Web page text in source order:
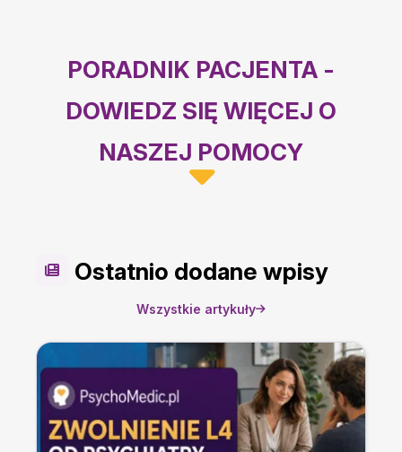
PORADNIK PACJENTA -
DOWIEDZ SIĘ WIĘCEJ O
NASZEJ POMOCY
Ostatnio dodane wpisy
Wszystkie artykuły